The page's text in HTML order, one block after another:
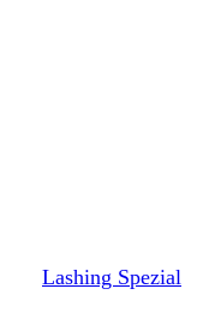
Lashing Spezial